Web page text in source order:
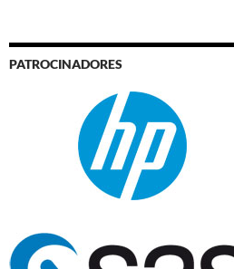
PATROCINADORES